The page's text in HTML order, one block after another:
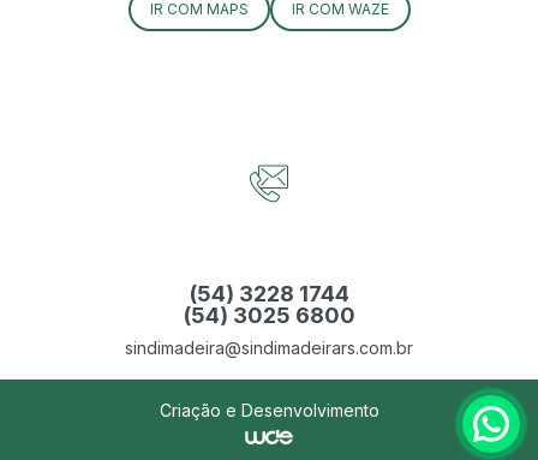
IR COM MAPS IR COM WAZE
(54) 3228 1744
(54) 3025 6800
sindimadeira@sindimadeirars.com.br
Criação e Desenvolvimento